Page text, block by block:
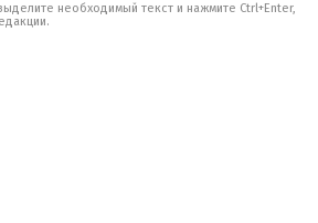
необходимый текст и нажмите Ctrl+Enter,